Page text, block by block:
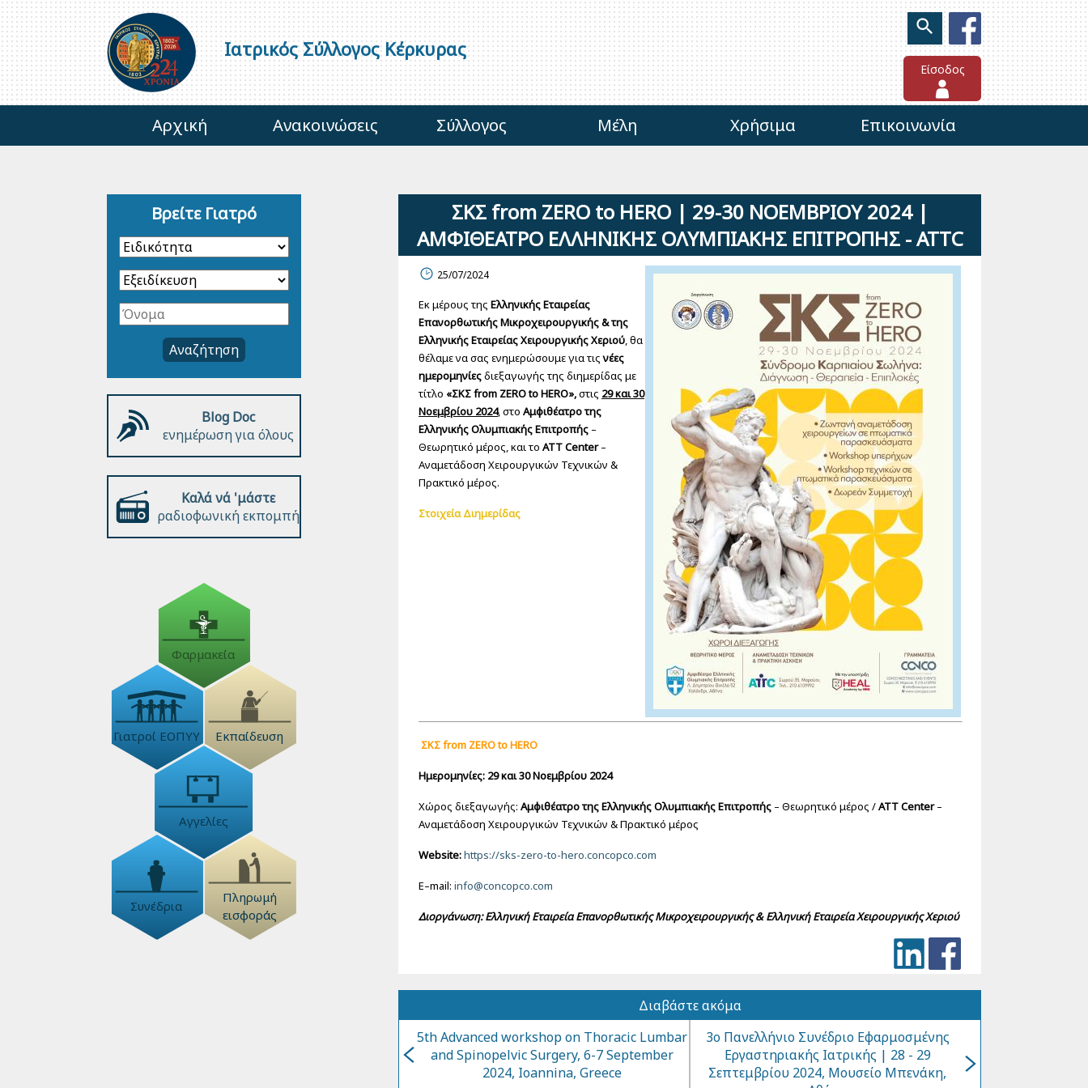
Ιατρικός Σύλλογος Κέρκυρας
Είσοδος
Αρχική Ανακοινώσεις Σύλλογος Μέλη Χρήσιμα Επικοινωνία
ΣΚΣ from ZERO to HERO | 29-30 ΝΟΕΜΒΡΙΟΥ 2024 |
ΑΜΦΙΘΕΑΤΡΟ ΕΛΛΗΝΙΚΗΣ ΟΛΥΜΠΙΑΚΗΣ ΕΠΙΤΡΟΠΗΣ - ATTC
25/07/2024
Εκ μέρους της Ελληνικής Εταιρείας
Επανορθωτικής Μικροχειρουργικής & της
Ελληνικής Εταιρείας Χειρουργικής Χεριού, θα
θέλαμε να σας ενημερώσουμε για τιςνέες
ημερομηνίεςδιεξαγωγής της διημερίδας με
τίτλο «ΣΚΣ from ZERO to HERO»,στις 29 και 30
Νοεμβρίου 2024, στο Αμφιθέατρο της
Ελληνικής Ολυμπιακής Επιτροπής –
Θεωρητικό μέρος, και το ATT Center–
Αναμετάδοση Χειρουργικών Τεχνικών &
Πρακτικό μέρος.
ΣτοιχείαΔιημερίδας
ΣΚΣfrom ZERO to HERO
Ημερομηνίες: 29 και 30 Νοεμβρίου 2024
Χώρος διεξαγωγής: Αμφιθέατρο της Ελληνικής Ολυμπιακής Επιτροπής – Θεωρητικό μέρος /ATT Center–
Αναμετάδοση Χειρουργικών Τεχνικών & Πρακτικό μέρος
Website:https://sks-zero-to-hero.concopco.com
E–mail: info@concopco.com
Διοργάνωση:Ελληνική Εταιρεία Επανορθωτικής Μικροχειρουργικής & Ελληνική Εταιρεία Χειρουργικής Χεριού
Διαβάστε ακόμα
5th Advanced workshop on Thoracic Lumbar
and Spinopelvic Surgery, 6-7 September
2024, Ioannina, Greece
3ο Πανελλήνιο Συνέδριο Εφαρμοσμένης
Εργαστηριακής Ιατρικής | 28 - 29
Σεπτεμβρίου 2024, Μουσείο Μπενάκη,
Βρείτε Γιατρό
Αναζήτηση
Blog Doc
ενημέρωση για όλους
Καλά νά 'μάστε
ραδιοφωνική εκπομπή
Φαρμακεία
Γιατροί ΕΟΠΥΥ Εκπαίδευση
Αγγελίες
Συνέδρια
Πληρωμή
εισφοράς